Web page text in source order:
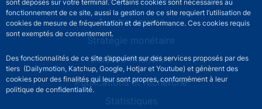
sont déposés sur votre terminal. Certains cookies sont nécessaires au
fonctionnement de ce site, aussi la gestion de ce site requiert l’utilisation de
cookies de mesure de fréquentation et de performance. Ces cookies requis
sont exemptés de consentement.
Des fonctionnalités de ce site s’appuient sur des services proposés par des
tiers (Dailymotion, Katchup, Google, Hotjar et Youtube) et génèrent des
cookies pour des finalités qui leur sont propres, conformément à leur
politique de confidentialité.
À votre service
Stratégie monétaire
Stabilité financière
Publications et recherche
Statistiques